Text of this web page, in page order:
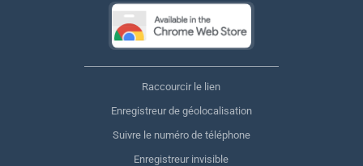
Raccourcir le lien
Enregistreur de géolocalisation
Suivre le numéro de téléphone
Enregistreur invisible